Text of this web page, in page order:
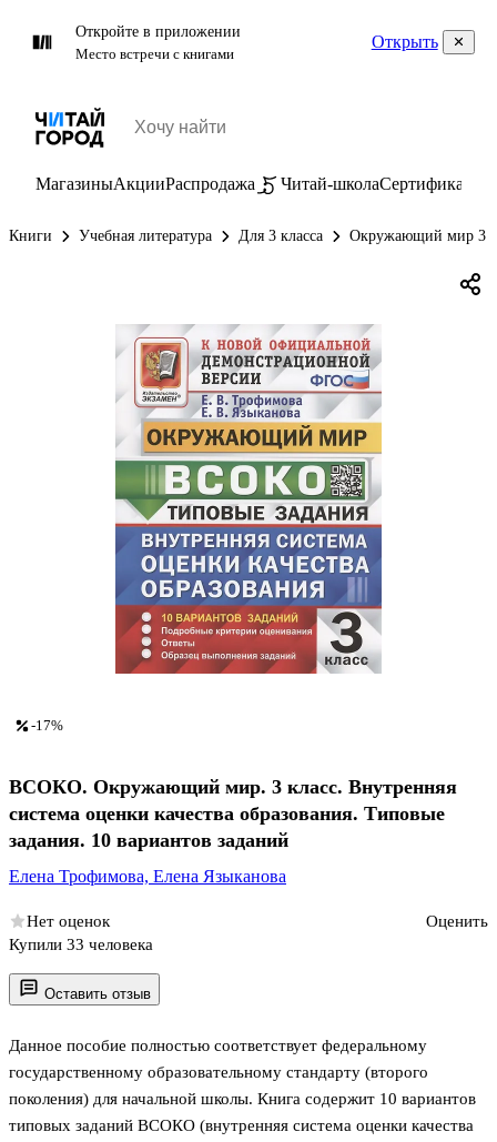
Откройте в приложении
Место встречи с книгами
Открыть
МагазиныАкцииРаспродажа Читай-школаСертификаты
Книги Учебная литература Для 3 класса Окружающий мир 3
Оставить отзыв
Данное пособие полностью соответствует федеральному
государственному образовательному стандарту (второго
поколения) для начальной школы. Книга содержит 10 вариантов
типовых заданий ВСОКО (внутренняя система оценки качества
-17%
ВСОКО. Окружающий мир. 3 класс. Внутренняя
система оценки качества образования. Типовые
задания. 10 вариантов заданий
Елена Трофимова, Елена Языканова
Нет оценок
Оценить
Купили 33 человека